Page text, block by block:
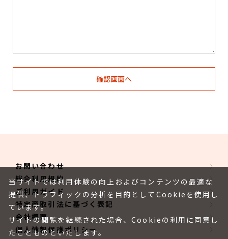
お問い合わせ
総合利用規約
ご利用ガイド
特定商取引法に基づく表記
会社概要
個人情報保護ポリシー
当サイトでは利用体験の向上およびコンテンツの最適な
提供、トラフィックの分析を目的としてCookieを使用し
ています。
サイトの閲覧を継続された場合、Cookieの利用に同意し
たことものといたします。